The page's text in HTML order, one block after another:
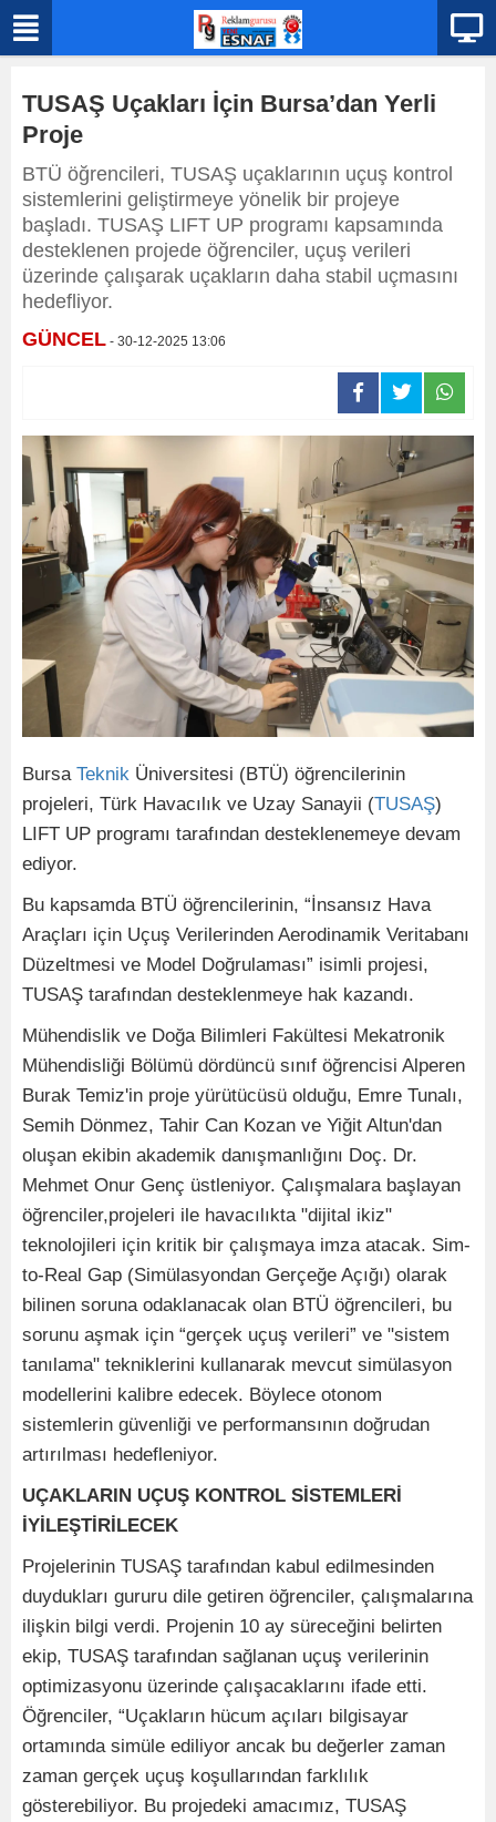
TUSAŞ Uçakları İçin Bursa’dan Yerli
Proje
BTÜ öğrencileri, TUSAŞ uçaklarının uçuş kontrol
sistemlerini geliştirmeye yönelik bir projeye
başladı. TUSAŞ LIFT UP programı kapsamında
desteklenen projede öğrenciler, uçuş verileri
üzerinde çalışarak uçakların daha stabil uçmasını
hedefliyor.
GÜNCEL - 30-12-2025 13:06
Bursa Teknik Üniversitesi (BTÜ) öğrencilerinin
projeleri, Türk Havacılık ve Uzay Sanayii (TUSAŞ)
LIFT UP programı tarafından desteklenemeye devam
ediyor.
Bu kapsamda BTÜ öğrencilerinin, “İnsansız Hava
Araçları için Uçuş Verilerinden Aerodinamik Veritabanı
Düzeltmesi ve Model Doğrulaması” isimli projesi,
TUSAŞ tarafından desteklenmeye hak kazandı.
Mühendislik ve Doğa Bilimleri Fakültesi Mekatronik
Mühendisliği Bölümü dördüncü sınıf öğrencisi Alperen
Burak Temiz'in proje yürütücüsü olduğu, Emre Tunalı,
Semih Dönmez, Tahir Can Kozan ve Yiğit Altun'dan
oluşan ekibin akademik danışmanlığını Doç. Dr.
Mehmet Onur Genç üstleniyor. Çalışmalara başlayan
öğrenciler,projeleri ile havacılıkta "dijital ikiz"
teknolojileri için kritik bir çalışmaya imza atacak. Sim-
to-Real Gap (Simülasyondan Gerçeğe Açığı) olarak
bilinen soruna odaklanacak olan BTÜ öğrencileri, bu
sorunu aşmak için “gerçek uçuş verileri” ve "sistem
tanılama" tekniklerini kullanarak mevcut simülasyon
modellerini kalibre edecek. Böylece otonom
sistemlerin güvenliği ve performansının doğrudan
artırılması hedefleniyor.
UÇAKLARIN UÇUŞ KONTROL SİSTEMLERİ
İYİLEŞTİRİLECEK
Projelerinin TUSAŞ tarafından kabul edilmesinden
duydukları gururu dile getiren öğrenciler, çalışmalarına
ilişkin bilgi verdi. Projenin 10 ay süreceğini belirten
ekip, TUSAŞ tarafından sağlanan uçuş verilerinin
optimizasyonu üzerinde çalışacaklarını ifade etti.
Öğrenciler, “Uçakların hücum açıları bilgisayar
ortamında simüle ediliyor ancak bu değerler zaman
zaman gerçek uçuş koşullarından farklılık
gösterebiliyor. Bu projedeki amacımız, TUSAŞ